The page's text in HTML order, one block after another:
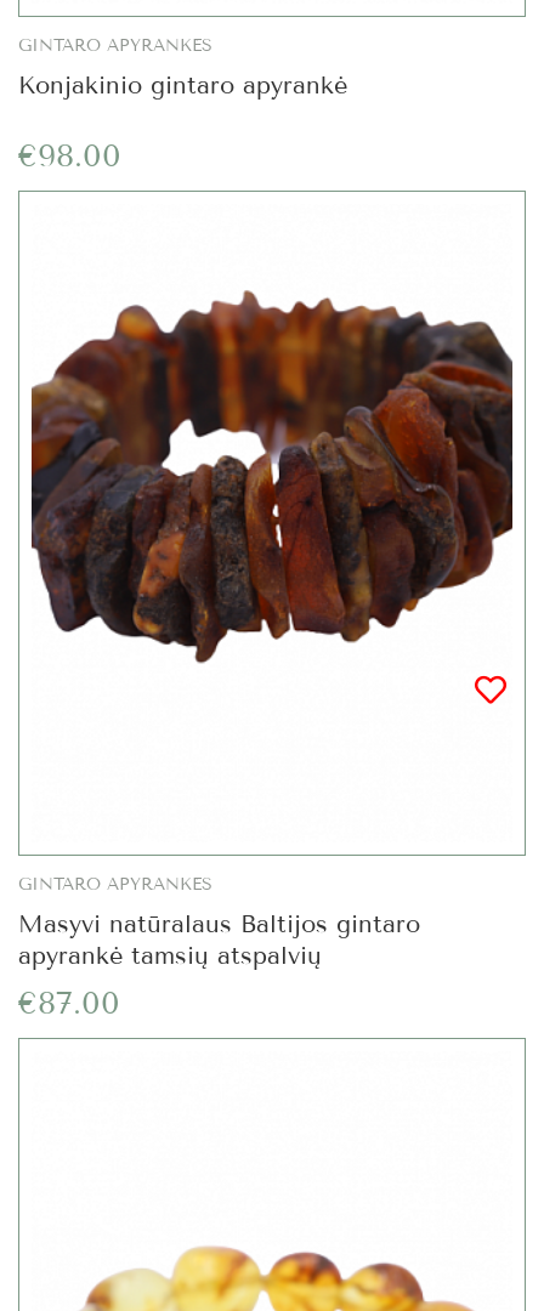
GINTARO APYRANKĖS
Konjakinio gintaro apyrankė
€98.00
GINTARO APYRANKĖS
Masyvi natūralaus Baltijos gintaro
apyrankė tamsių atspalvių
€87.00